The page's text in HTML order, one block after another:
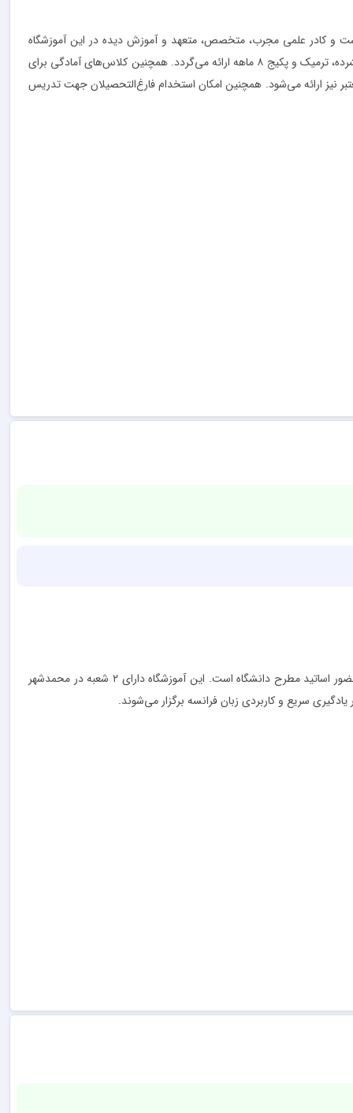
و کادر علمی مجرب، متخصص، متعهد و آموزش دیده در این آموزشگاه
مشغول فعالیت هستند. دوره‌های آموزش سریع مکالمه زبان فرانسه در این مرکز با بالاترین کیفیت برگزار می‌شود. کلاس‌های آموزش زبان فرانسه به صورت فشرده، ترمیک و پکیج ۸ ماهه ارائه می‌گردد. همچنین کلاس‌های آمادگی برای
نیز ارائه می‌شود. همچنین امکان استخدام فارغ‌التحصیلان جهت تدریس
آکادمی زبان‌های خارجی ارس واقع در محمدشهر کرج با مدیریت دکتر مهدی خدایی و استاد پیمان موسی‌زاده برگزارکننده کلاس‌های آموزش زبان فرانسه با حضور اساتید مطرح دانشگاه است. این آموزشگاه دارای ۲ شعبه در محمدشهر
سریع و کاربردی زبان فرانسه برگزار می‌شوند.